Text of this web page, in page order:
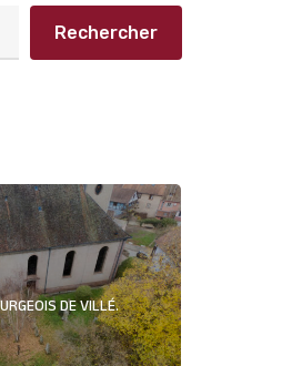
Rechercher
DE VILLÉ.